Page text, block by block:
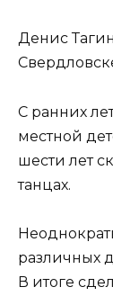
Денис
С ранних
местной
шести лет
танцах.
различных
В итоге